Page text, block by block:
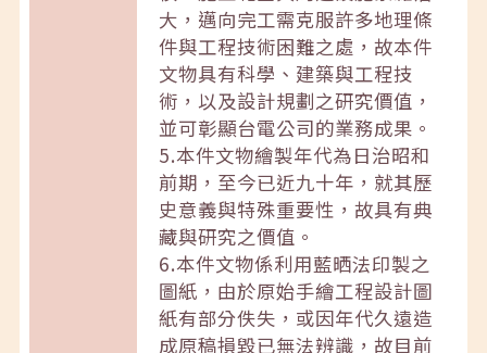
大，邁向完工需克服許多地理條
件與工程技術困難之處，故本件
文物具有科學、建築與工程技
術，以及設計規劃之研究價值，
並可彰顯台電公司的業務成果。
5.本件文物繪製年代為日治昭和
前期，至今已近九十年，就其歷
史意義與特殊重要性，故具有典
藏與研究之價值。
6.本件文物係利用藍晒法印製之
圖紙，由於原始手繪工程設計圖
紙有部分佚失，或因年代久遠造
成原稿損毀已無法辨識，故目前